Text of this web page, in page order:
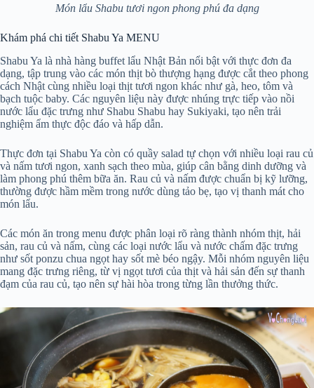
Món lẩu Shabu tươi ngon phong phú đa dạng
Khám phá chi tiết Shabu Ya MENU
Shabu Ya là nhà hàng buffet lẩu Nhật Bản nổi bật với thực đơn đa
dạng, tập trung vào các món thịt bò thượng hạng được cắt theo phong
cách Nhật cùng nhiều loại thịt tươi ngon khác như gà, heo, tôm và
bạch tuộc baby. Các nguyên liệu này được nhúng trực tiếp vào nồi
nước lẩu đặc trưng như Shabu Shabu hay Sukiyaki, tạo nên trải
nghiệm ẩm thực độc đáo và hấp dẫn.
Thực đơn tại Shabu Ya còn có quầy salad tự chọn với nhiều loại rau củ
và nấm tươi ngon, xanh sạch theo mùa, giúp cân bằng dinh dưỡng và
làm phong phú thêm bữa ăn. Rau củ và nấm được chuẩn bị kỹ lưỡng,
thường được hầm mềm trong nước dùng tảo bẹ, tạo vị thanh mát cho
món lẩu.
Các món ăn trong menu được phân loại rõ ràng thành nhóm thịt, hải
sản, rau củ và nấm, cùng các loại nước lẩu và nước chấm đặc trưng
như sốt ponzu chua ngọt hay sốt mè béo ngậy. Mỗi nhóm nguyên liệu
mang đặc trưng riêng, từ vị ngọt tươi của thịt và hải sản đến sự thanh
đạm của rau củ, tạo nên sự hài hòa trong từng lần thưởng thức.